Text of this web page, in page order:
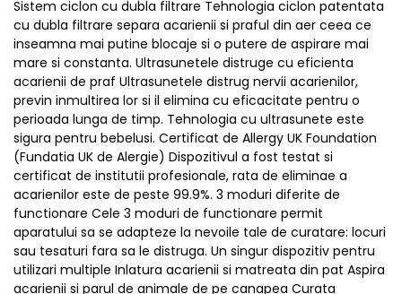
Sistem ciclon cu dubla filtrare Tehnologia ciclon patentata
cu dubla filtrare separa acarienii si praful din aer ceea ce
inseamna mai putine blocaje si o putere de aspirare mai
mare si constanta. Ultrasunetele distruge cu eficienta
acarienii de praf Ultrasunetele distrug nervii acarienilor,
previn inmultirea lor si il elimina cu eficacitate pentru o
perioada lunga de timp. Tehnologia cu ultrasunete este
sigura pentru bebelusi. Certificat de Allergy UK Foundation
(Fundatia UK de Alergie) Dispozitivul a fost testat si
certificat de institutii profesionale, rata de eliminae a
acarienilor este de peste 99.9%. 3 moduri diferite de
functionare Cele 3 moduri de functionare permit
aparatului sa se adapteze la nevoile tale de curatare: locuri
sau tesaturi fara sa le distruga. Un singur dispozitiv pentru
utilizari multiple Inlatura acarienii si matreata din pat Aspira
acarienii si parul de animale de pe canapea Curata